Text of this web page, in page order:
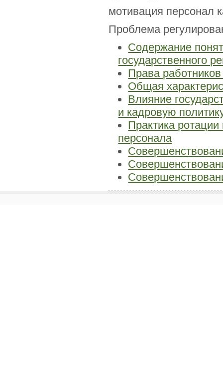
мотивация персонал
Проблема
Содержание
государственного
Права
Общая
Влияние
и кадровую
Практика
персонала